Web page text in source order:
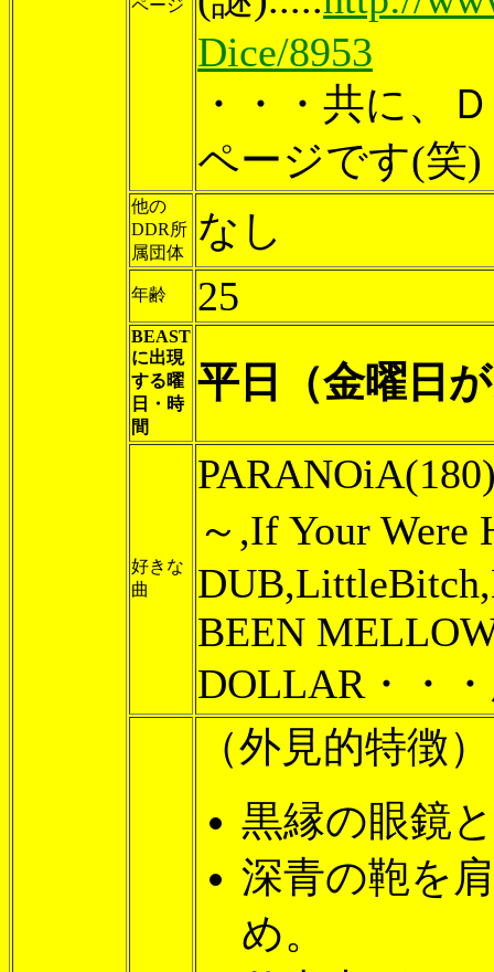
ページ
Dice/8953
・・・共に、
ページです(笑)
他の
DDR所
属団体
なし
年齢 25
BEAST
に出現
する曜
日・時
間
平日（金曜日
好きな
曲
～,If Your
BEEN
DOLLAR・・
（外見的特徴）
黒縁の眼鏡
深青の鞄を
め。